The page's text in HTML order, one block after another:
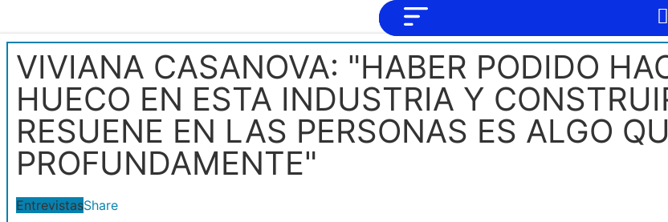
Noticias
Tendencias
Entrevistas
Foodie
NO SOMOS CHAT GPT, PERO IGUAL
TAMBIÉN TE PODEMOS AYUDAR
VIVIANA CASANOVA: "HABER PODIDO
HUECO EN ESTA INDUSTRIA Y
RESUENE EN LAS PERSONAS ES ALGO
PROFUNDAMENTE"
EntrevistasShare